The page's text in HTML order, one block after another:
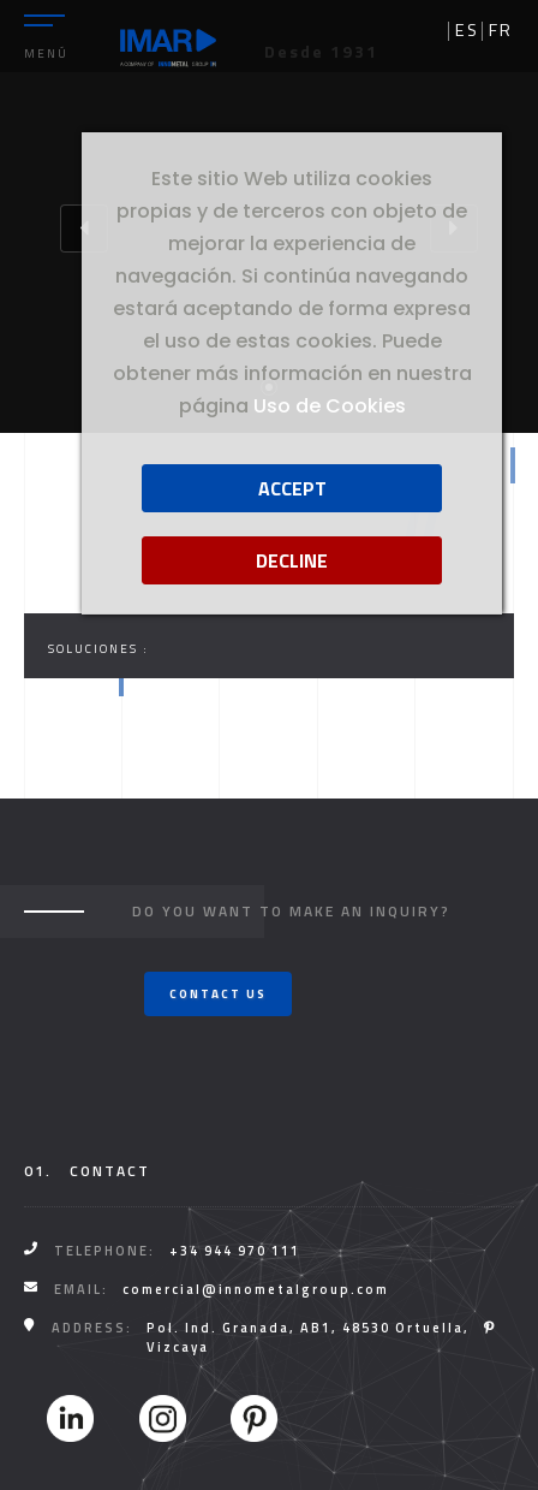
MENÚ Desde 1931
ES FR
Este sitio Web utiliza cookies
propias y de terceros con objeto de
mejorar la experiencia de
navegación. Si continúa navegando
estará aceptando de forma expresa
el uso de estas cookies. Puede
obtener más información en nuestra
página Uso de Cookies
ACCEPT
DECLINE
//
SOLUCIONES :
DO YOU WANT TO MAKE AN INQUIRY?
CONTACT US
01. CONTACT
TELEPHONE:
+34 944 970 111
EMAIL:
comercial@innometalgroup.com
ADDRESS:
Pol. Ind. Granada, AB1, 48530 Ortuella,
Vizcaya